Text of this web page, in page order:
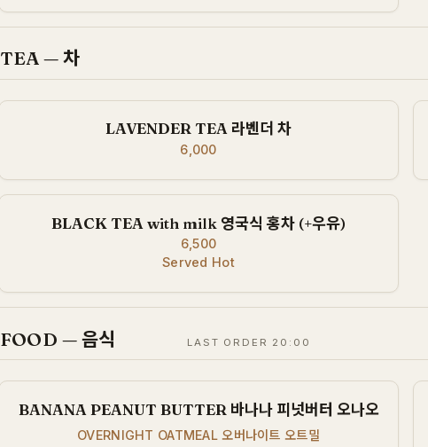
TEA — 차
LAVENDER TEA 라벤더 차
6,000
BLACK TEA with milk 영국식 홍차 (+우유)
6,500
Served Hot
FOOD — 음식 LAST ORDER 20:00
BANANA PEANUT BUTTER 바나나 피넛버터 오나오
OVERNIGHT OATMEAL 오버나이트 오트밀